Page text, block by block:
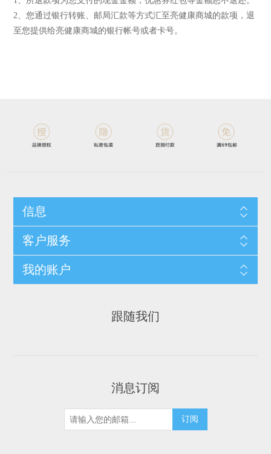
2、您通过银行转账、邮局汇款等方式汇至亮健康商城的款项，退
至您提供给亮健康商城的银行帐号或者卡号。
信息
客户服务
我的账户
跟随我们
消息订阅